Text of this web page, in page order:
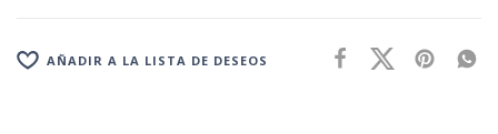
AÑADIR A LA LISTA DE DESEOS